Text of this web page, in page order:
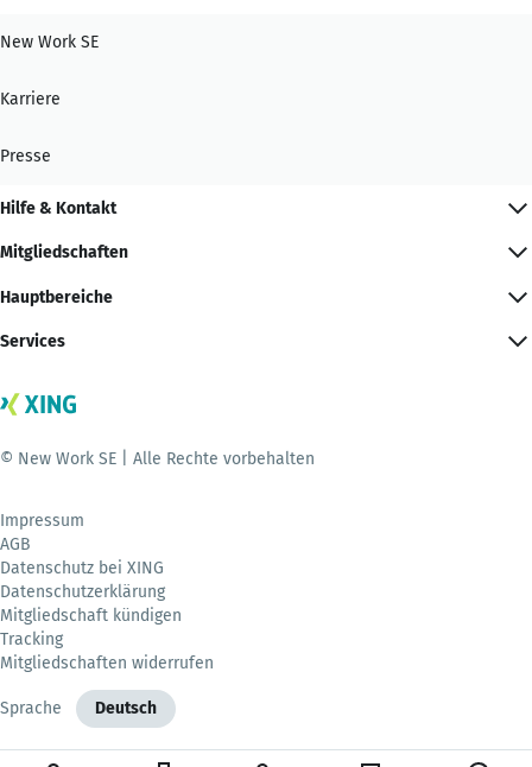
New Work SE
Karriere
Presse
Hilfe & Kontakt
Mitgliedschaften
Hauptbereiche
Services
© New Work SE | Alle Rechte vorbehalten
Impressum
AGB
Datenschutz bei XING
Datenschutzerklärung
Mitgliedschaft kündigen
Tracking
Mitgliedschaften widerrufen
Sprache Deutsch